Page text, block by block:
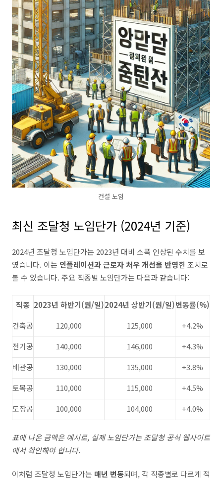
건설 노임
최신 조달청 노임단가 (2024년 기준)
2024년 조달청 노임단가는 2023년 대비 소폭 인상된 수치를 보
였습니다. 이는 인플레이션과 근로자 처우 개선을 반영한 조치로
볼 수 있습니다. 주요 직종별 노임단가는 다음과 같습니다:
직종 2023년 하반기(원/일)2024년 상반기(원/일)변동률(%)
건축공
120,000 125,000
+4.2%
전기공
140,000 146,000
+4.3%
배관공
130,000 135,000
+3.8%
토목공
110,000 115,000
+4.5%
도장공
100,000 104,000 +4.0%
표에 나온 금액은 예시로, 실제 노임단가는 조달청 공식 웹사이트
에서 확인해야 합니다.
이처럼 조달청 노임단가는 매년 변동되며, 각 직종별로 다르게 적